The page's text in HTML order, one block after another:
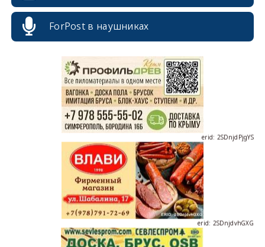
ForPost в наушниках
erid: 2SDnjcrDNw6
erid: 2SDnjdvhGXG